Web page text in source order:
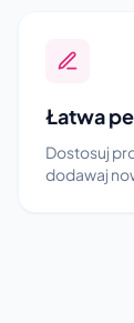
Łatwa
Dostosuj
dodawaj